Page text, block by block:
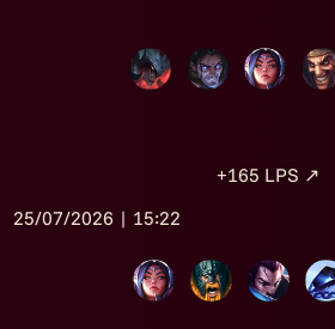
+165 LPS ↗
25/07/2026 | 15:22